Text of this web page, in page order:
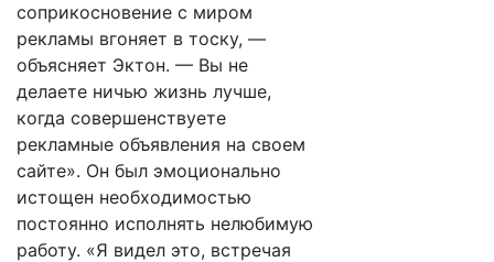
соприкосновение с миром
рекламы вгоняет в тоску, —
объясняет Эктон. — Вы не
делаете ничью жизнь лучше,
когда совершенствуете
рекламные объявления на своем
сайте». Он был эмоционально
истощен необходимостью
постоянно исполнять нелюбимую
работу. «Я видел это, встречая